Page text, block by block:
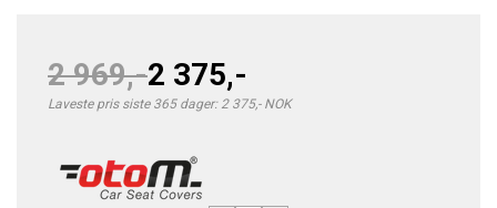
2 969,-2 375,-
Laveste pris siste 365 dager: 2 375,- NOK